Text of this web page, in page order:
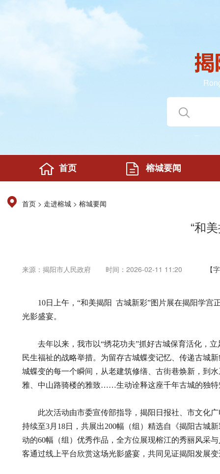
首页 榕城要闻
首页 > 走进榕城 > 榕城要闻
“和
来源：揭阳市人民政府 时间：2026-02-11 11:20 【
10日上午，“和美揭阳 古城新彩”图片展在揭阳学宫
光影盛宴。
去年以来，我市以“绣花功夫”抓好古城保育活化，立
民生福祉的战略举措。为留存古城蝶变记忆、传递古城
城蝶变的每一个瞬间，从老建筑修缮、古街巷焕新，到
雅、中山路骑楼的雅致……生动诠释这座千年古城的独
此次活动由市委宣传部指导，揭阳日报社、市文化广
持续至3月18日，共展出200幅（组）精选自《揭阳古城
动的60幅（组）优秀作品，全方位展现榕江的秀丽风采
客通过线上平台欣赏这场光影盛宴，共同见证揭阳发展